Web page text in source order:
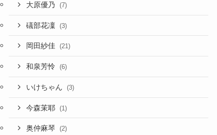
大原優乃 (7)
礒部花凜 (3)
岡田紗佳 (21)
和泉芳怜 (6)
いけちゃん (3)
今森茉耶 (1)
奥仲麻琴 (2)